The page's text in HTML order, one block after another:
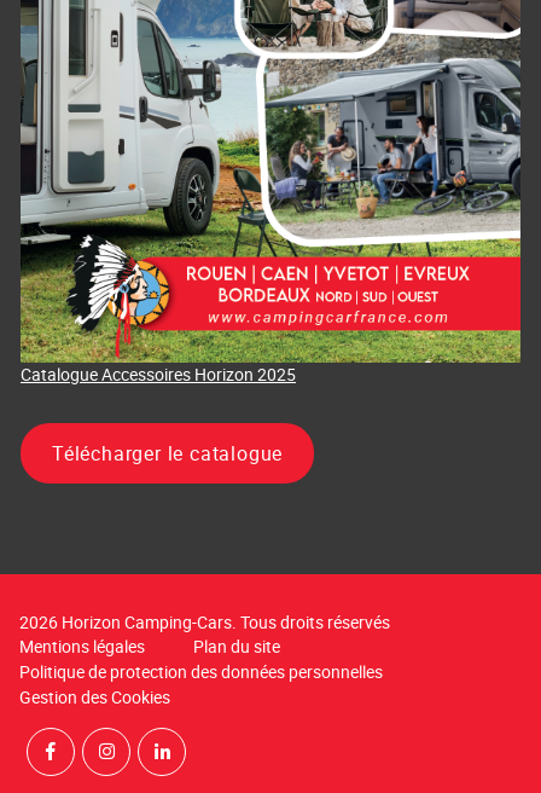
Catalogue Accessoires Horizon 2025
Télécharger le catalogue
2026 Horizon Camping-Cars. Tous droits réservés
Mentions légales
Plan du site
Politique de protection des données personnelles
Gestion des Cookies